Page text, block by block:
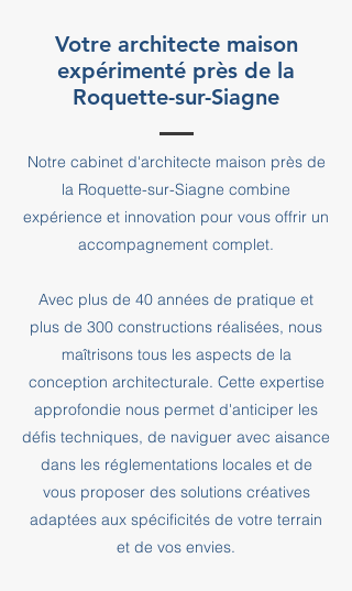
Votre architecte maison
expérimenté près de la
Roquette-sur-Siagne
Notre cabinet d'architecte maison près de
la Roquette-sur-Siagne combine
expérience et innovation pour vous offrir un
accompagnement complet.
Avec plus de 40 années de pratique et
plus de 300 constructions réalisées, nous
maîtrisons tous les aspects de la
conception architecturale. Cette expertise
approfondie nous permet d'anticiper les
défis techniques, de naviguer avec aisance
dans les réglementations locales et de
vous proposer des solutions créatives
adaptées aux spécificités de votre terrain
et de vos envies.